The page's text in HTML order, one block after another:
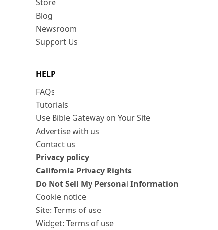
Store
Blog
Newsroom
Support Us
HELP
FAQs
Tutorials
Use Bible Gateway on Your Site
Advertise with us
Contact us
Privacy policy
California Privacy Rights
Do Not Sell My Personal Information
Cookie notice
Site: Terms of use
Widget: Terms of use